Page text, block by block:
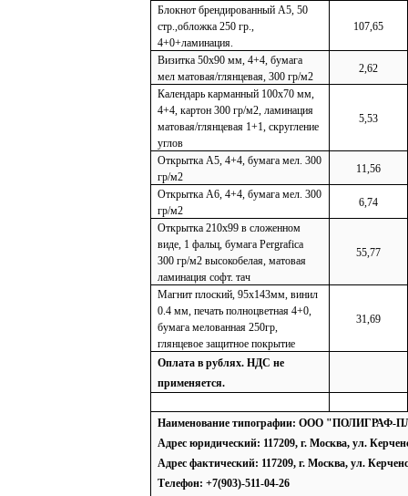
Блокнот брендированный А5, 50
стр.,обложка 250 гр.,
4+0+ламинация.
107,65
Визитка 50х90 мм, 4+4, бумага
мел матовая/глянцевая, 300 гр/м2
2,62
Календарь карманный 100х70 мм,
4+4, картон 300 гр/м2, ламинация
матовая/глянцевая 1+1, скругление
углов
5,53
Открытка А5, 4+4, бумага мел. 300
гр/м2
11,56
Открытка А6, 4+4, бумага мел. 300
гр/м2
6,74
Открытка 210х99 в сложенном
виде, 1 фальц, бумага Pergrafica
300 гр/м2 высокобелая, матовая
ламинация софт. тач​
55,77
Магнит плоский, 95х143мм, винил
0.4 мм, печать полноцветная 4+0,
бумага мелованная 250гр,
глянцевое защитное покрытие
31,69
Оплата в рублях. НДС не
применяется.
Наименование типографии: ООО "ПОЛИГРАФ-
Адрес юридический: 117209, г. Москва, ул.
Адрес фактический: 117209, г. Москва, ул.
Телефон: +7(903)-511-04-26